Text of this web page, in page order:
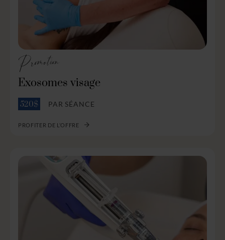
Promotion
Exosomes visage
520$ PAR SÉANCE
PROFITER DE L’OFFRE